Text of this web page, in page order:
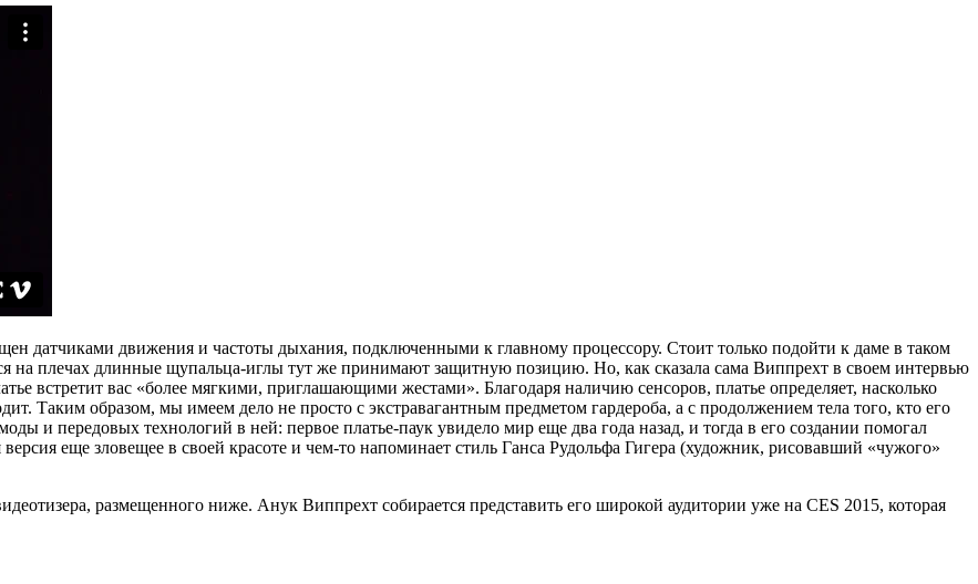
датчиками движения и частоты дыхания, подключенными к главному процессору. Стоит только подойти к даме в таком
на плечах длинные щупальца-иглы тут же принимают защитную позицию. Но, как сказала сама Виппрехт в своем интервью
встретит вас «более мягкими, приглашающими жестами». Благодаря наличию сенсоров, платье определяет, насколько
Таким образом, мы имеем дело не просто с экстравагантным предметом гардероба, а с продолжением тела того, кто его
и передовых технологий в ней: первое платье-паук увидело мир еще два года назад, и тогда в его создании помогал
еще зловещее в своей красоте и чем-то напоминает стиль Ганса Рудольфа Гигера (художник, рисовавший «чужого»
размещенного ниже. Анук Виппрехт собирается представить его широкой аудитории уже на CES 2015, которая